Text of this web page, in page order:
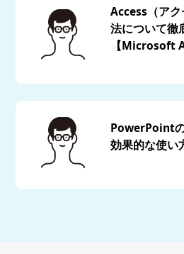
Access（ア
法について徹
【Microsoft
PowerPoint
効果的な使い